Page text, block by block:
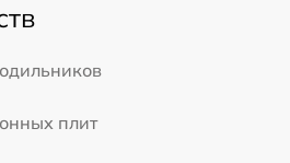
плит